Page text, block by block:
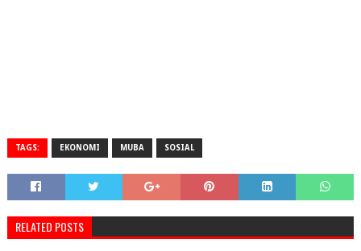
TAGS: EKONOMI MUBA SOSIAL
RELATED POSTS